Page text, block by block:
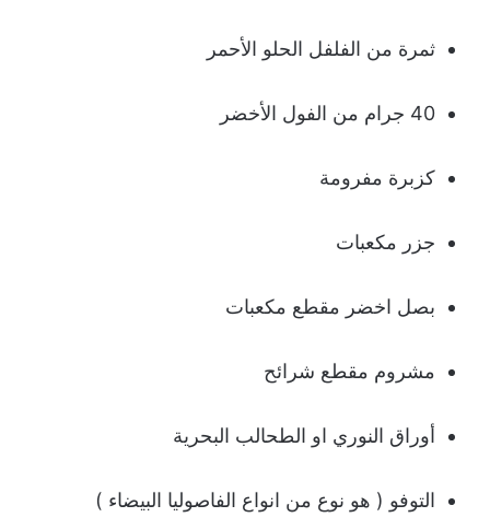
ثمرة من الفلفل الحلو الأحمر
40 جرام من الفول الأخضر
كزبرة مفرومة
جزر مكعبات
بصل اخضر مقطع مكعبات
مشروم مقطع شرائح
أوراق النوري او الطحالب البحرية
التوفو ( هو نوع من انواع الفاصوليا البيضاء )